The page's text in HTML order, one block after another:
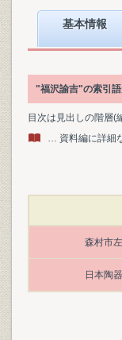
基本情報
"福沢諭吉"の索引語
目次は見出しの階層
… 資料編に詳細
森村市
日本陶